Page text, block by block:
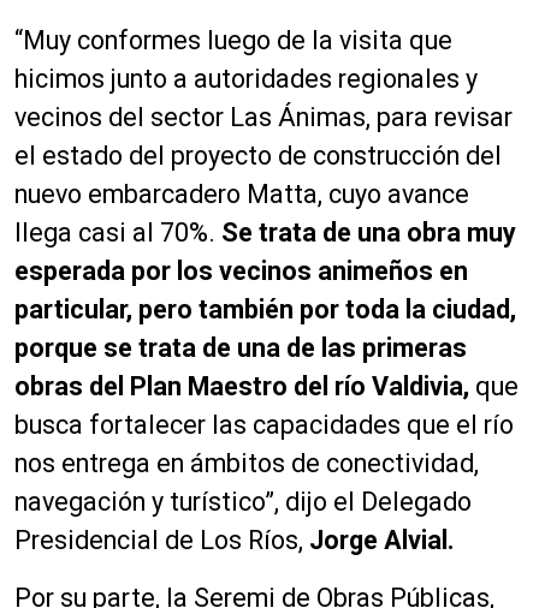
“Muy conformes luego de la visita que
hicimos junto a autoridades regionales y
vecinos del sector Las Ánimas, para revisar
el estado del proyecto de construcción del
nuevo embarcadero Matta, cuyo avance
llega casi al 70%. Se trata de una obra muy
esperada por los vecinos animeños en
particular, pero también por toda la ciudad,
porque se trata de una de las primeras
obras del Plan Maestro del río Valdivia, que
busca fortalecer las capacidades que el río
nos entrega en ámbitos de conectividad,
navegación y turístico”, dijo el Delegado
Presidencial de Los Ríos, Jorge Alvial.
Por su parte, la Seremi de Obras Públicas,